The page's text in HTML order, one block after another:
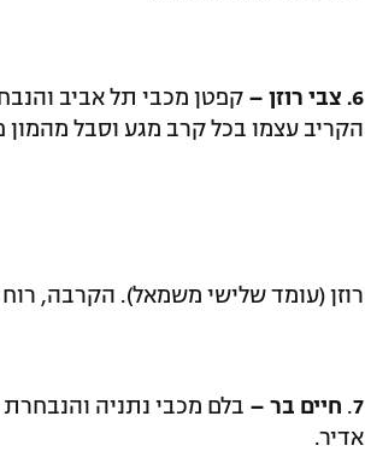
6. צבי רוזן – קפטן מכבי תל אביב
הקריב עצמו בכל קרב מגע וסבל
רוזן (עומד שלישי משמאל). הקרבה,
7
. חיים בר – בלם מכבי נתניה
אדיר.